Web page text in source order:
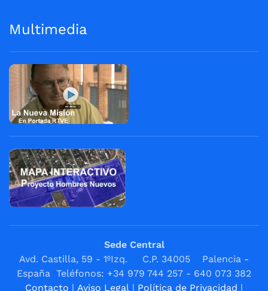
Multimedia
Sede Central
Avd. Castilla, 59 - 1ºIzq. C.P. 34005 Palencia -
España Teléfonos: +34 979 744 257 - 640 073 382
Contacto | Aviso Legal | Política de Privacidad |